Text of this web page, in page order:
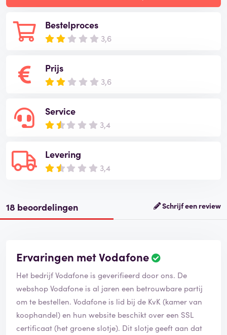
Bestelproces
3,6
Prijs
3,6
Service
3,4
Levering
3,4
18 beoordelingen Schrijf een review
Ervaringen met Vodafone
Het bedrijf Vodafone is geverifieerd door ons. De
webshop Vodafone is al jaren een betrouwbare partij
om te bestellen. Vodafone is lid bij de KvK (kamer van
koophandel) en hun website beschikt over een SSL
certificaat (het groene slotje). Dit slotje geeft aan dat